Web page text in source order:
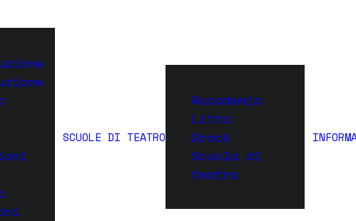
SCUOLE DI TEATRO
Accademia
Litta
Grock
Scuola di
teatro